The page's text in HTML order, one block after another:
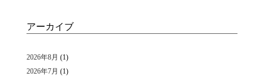
アーカイブ
2026年8月 (1)
2026年7月 (1)